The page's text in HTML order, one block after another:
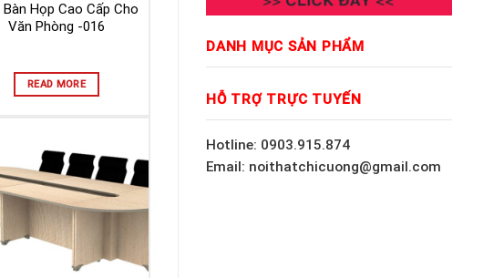
DANH MỤC SẢN PHẨM
HỖ TRỢ TRỰC TUYẾN
Hotline: 0903.915.874
Email: noithatchicuong@gmail.com
Bàn Họp Cao Cấp Cho
Văn Phòng -016
READ MORE